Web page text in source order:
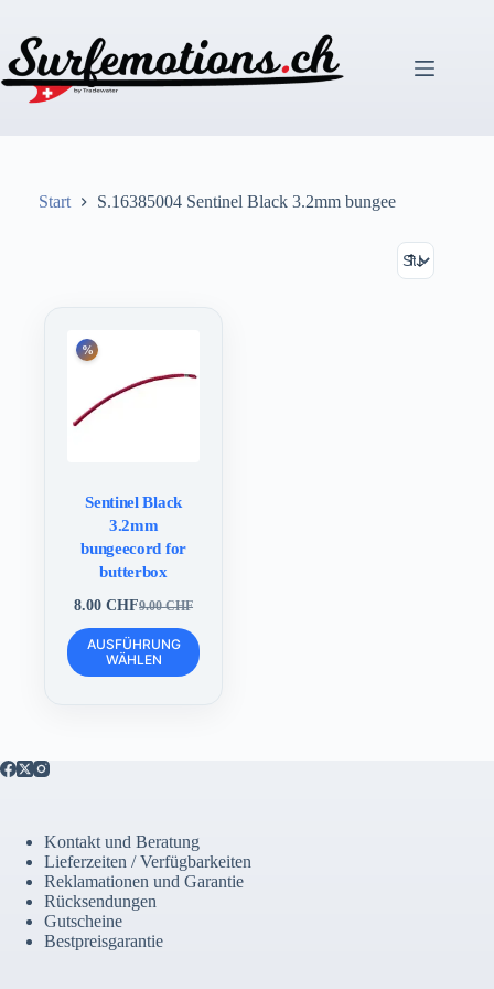
springen
Start S.16385004 Sentinel Black 3.2mm bungee
Sentinel Black
3.2mm
bungeecord for
butterbox
9.00CHF
Ursprünglicher
Preis
war:
9.00 CHF
8.00CHFAktueller
Preis
ist:
8.00 CHF.
AUSFÜHRUNG
WÄHLEN
Dieses
Produkt
weist
der
Produktseite
gewählt
werden
Kontakt und Beratung
Lieferzeiten / Verfügbarkeiten
Reklamationen und Garantie
Rücksendungen
Gutscheine
Bestpreisgarantie